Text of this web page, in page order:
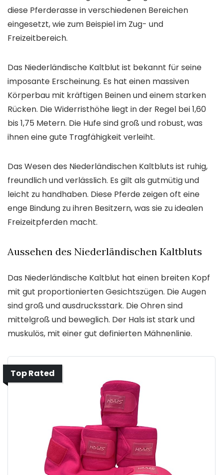
diese Pferderasse in verschiedenen Bereichen
eingesetzt, wie zum Beispiel im Zug- und
Freizeitbereich.
Das Niederländische Kaltblut ist bekannt für seine
imposante Erscheinung. Es hat einen massiven
Körperbau mit kräftigen Beinen und einem starken
Rücken. Die Widerristhöhe liegt in der Regel bei 1,60
bis 1,75 Metern. Die Hufe sind groß und robust, was
ihnen eine gute Tragfähigkeit verleiht.
Das Wesen des Niederländischen Kaltbluts ist ruhig,
freundlich und verlässlich. Es gilt als gutmütig und
leicht zu handhaben. Diese Pferde zeigen oft eine
enge Bindung zu ihren Besitzern, was sie zu idealen
Freizeitpferden macht.
Aussehen des Niederländischen Kaltbluts
Das Niederländische Kaltblut hat einen breiten Kopf
mit gut proportionierten Gesichtszügen. Die Augen
sind groß und ausdrucksstark. Die Ohren sind
mittelgroß und beweglich. Der Hals ist stark und
muskulös, mit einer gut definierten Mähnenlinie.
Top Rated